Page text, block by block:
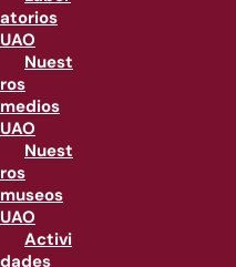
atorios
UAO
Nuest
ros
medios
UAO
Nuest
ros
museos
UAO
Activi
dades